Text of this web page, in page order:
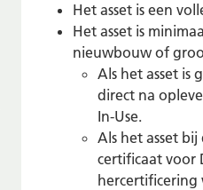
Het asset is een
Het asset is
nieuwbouw of
Als het asset is
direct na
In-Use.
Als het asset
certificaat voor
hercertificering